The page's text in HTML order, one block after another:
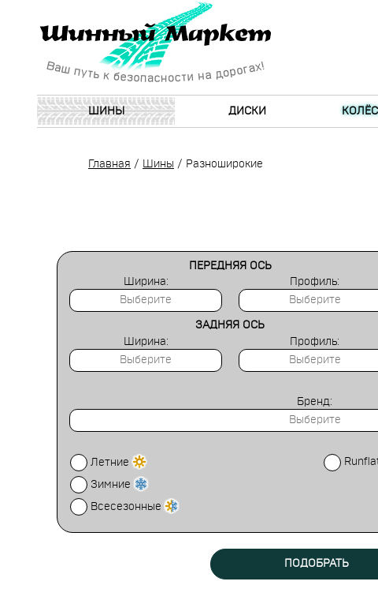
ШИНЫ ДИСКИ
Главная / Шины / Разноширокие
ПЕРЕДНЯЯ ОСЬ
Ширина:
Профиль:
ЗАДНЯЯ ОСЬ
Ширина:
Профиль:
Бренд:
Летние
Зимние
Всесезонные
ПОДОБРАТЬ